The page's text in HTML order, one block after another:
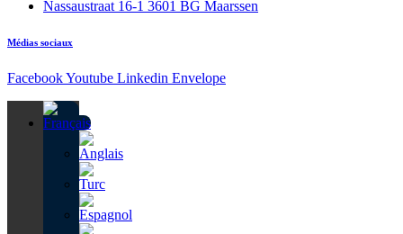
Nassaustraat 16-1 3601 BG Maarssen
Médias sociaux
FacebookYoutube Linkedin Envelope